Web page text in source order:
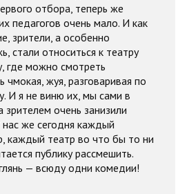
отбора, теперь же
педагогов очень мало. И как
зрители, а особенно
стали относиться к театру
где можно смотреть
чмокая, жуя, разговаривая по
И я не виню их, мы сами в
зрителем очень занизили
нас же сегодня каждый
каждый театр во что бы то ни
публику рассмешить.
— всюду одни комедии!